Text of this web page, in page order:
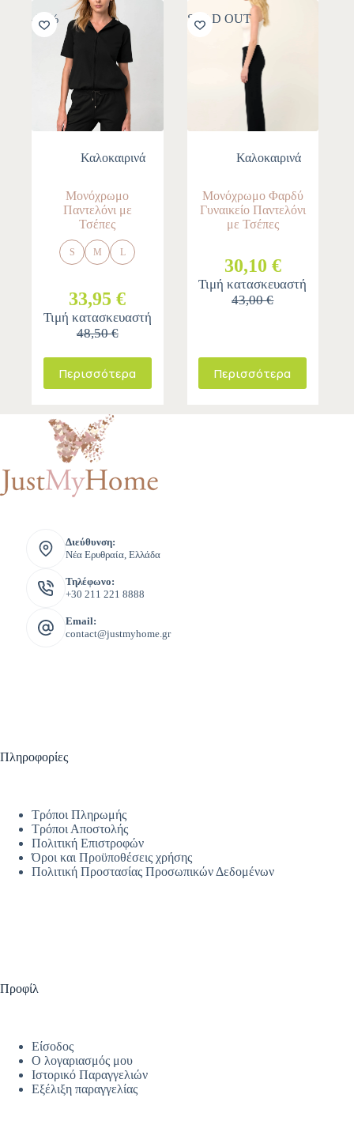
-30%
Καλοκαιρινά
Μονόχρωμο
Παντελόνι με
Τσέπες
S M L
33,95 €
Τιμή κατασκευαστή
48,50 €
Περισσότερα
SOLD OUT
Καλοκαιρινά
Μονόχρωμο Φαρδύ
Γυναικείο Παντελόνι
με Τσέπες
30,10 €
Τιμή κατασκευαστή
43,00 €
Περισσότερα
Διεύθυνση:
Νέα Ερυθραία, Ελλάδα
Τηλέφωνο:
+30 211 221 8888
Email:
contact@justmyhome.gr
Πληροφορίες
Τρόποι Πληρωμής
Τρόποι Αποστολής
Πολιτική Επιστροφών
Όροι και Προϋποθέσεις χρήσης
Πολιτική Προστασίας Προσωπικών Δεδομένων
Προφίλ
Είσοδος
Ο λογαριασμός μου
Ιστορικό Παραγγελιών
Εξέλιξη παραγγελίας